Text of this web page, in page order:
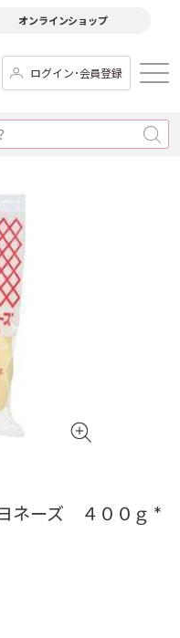
オンラインショップ
ログイン･会員登録
ネーズ ４００ｇ *